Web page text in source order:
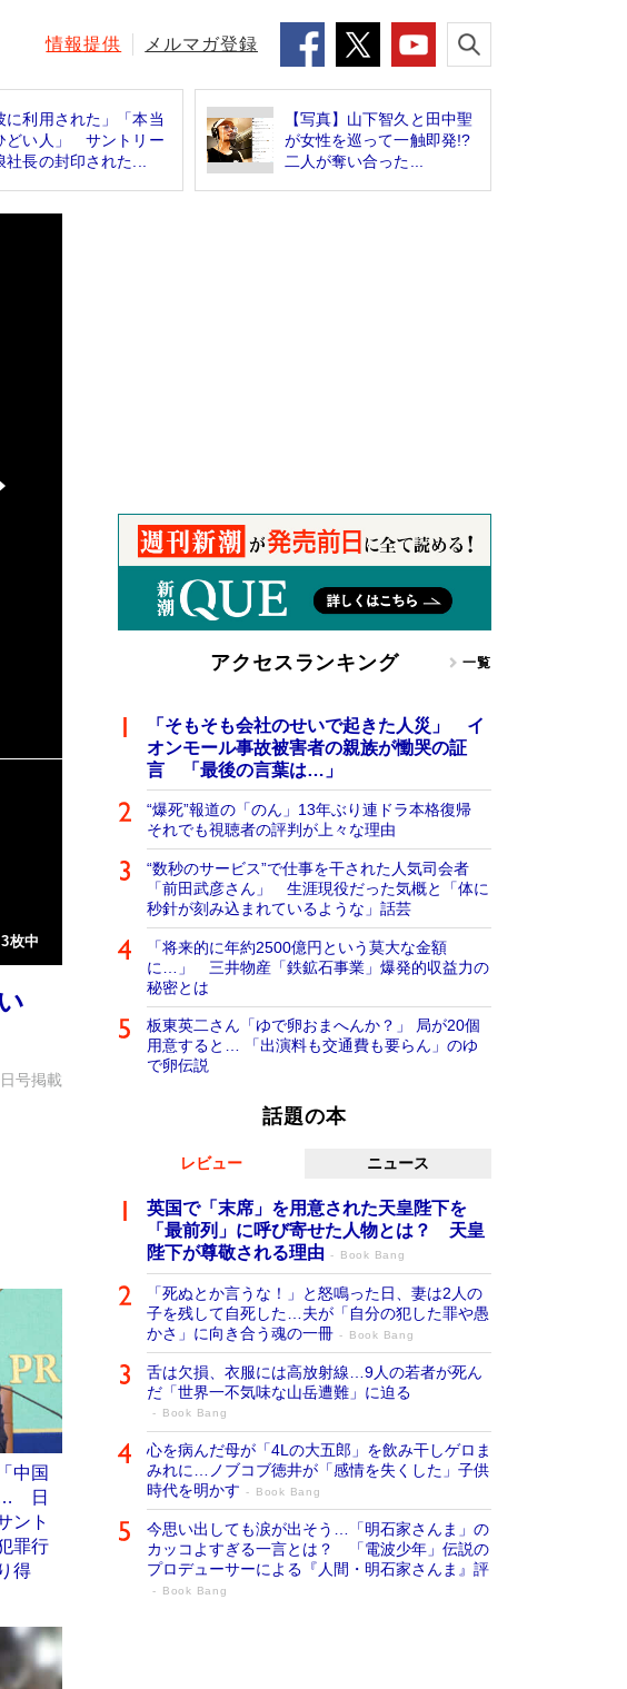
情報提供 メルマガ登録
に利用された」「本当
どい人」 サントリー
社長の封印された...
【写真】山下智久と田中聖
が女性を巡って一触即発!?
二人が奪い合った...
枚中
号掲載
中国
… 日
ント
罪行
得
アクセスランキング 一覧
「そもそも会社のせいで起きた人災」 イ
オンモール事故被害者の親族が慟哭の証
言 「最後の言葉は…」
“爆死”報道の「のん」13年ぶり連ドラ本格復帰
それでも視聴者の評判が上々な理由
“数秒のサービス”で仕事を干された人気司会者
「前田武彦さん」 生涯現役だった気概と「体に
秒針が刻み込まれているような」話芸
「将来的に年約2500億円という莫大な金額
に…」 三井物産「鉄鉱石事業」爆発的収益力の
秘密とは
板東英二さん「ゆで卵おまへんか？」 局が20個
用意すると… 「出演料も交通費も要らん」のゆ
で卵伝説
話題の本
レビュー ニュース
英国で「末席」を用意された天皇陛下を
「最前列」に呼び寄せた人物とは？ 天皇
陛下が尊敬される理由
Book Bang
「死ぬとか言うな！」と怒鳴った日、妻は2人の
子を残して自死した…夫が「自分の犯した罪や愚
かさ」に向き合う魂の一冊
Book Bang
舌は欠損、衣服には高放射線…9人の若者が死ん
だ「世界一不気味な山岳遭難」に迫る
Book Bang
心を病んだ母が「4Lの大五郎」を飲み干しゲロま
みれに…ノブコブ徳井が「感情を失くした」子供
時代を明かす
Book Bang
今思い出しても涙が出そう…「明石家さんま」の
カッコよすぎる一言とは？ 「電波少年」伝説の
プロデューサーによる『人間・明石家さんま』評
Book Bang